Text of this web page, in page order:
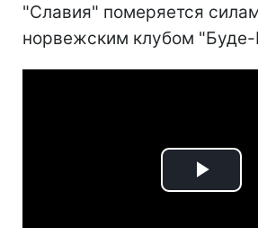
"Славия" померяется
норвежским клубом "Буде-
Play